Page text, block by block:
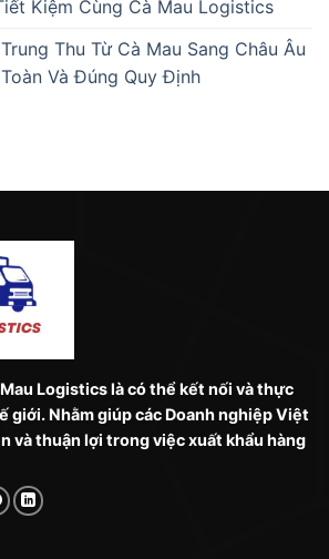
Kiệm Cùng Cà Mau Logistics
Thu Từ Cà Mau Sang Châu Âu
Và Đúng Quy Định
Logistics là có thể kết nối và thực
giới. Nhằm giúp các Doanh nghiệp Việt
và thuận lợi trong việc xuất khẩu hàng